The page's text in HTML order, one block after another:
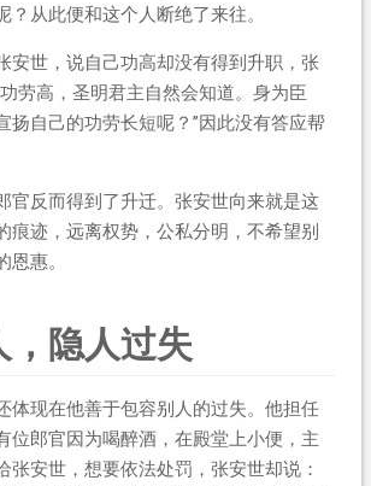
？从此便和这个人断绝了来往。
安世，说自己功高却没有得到升职，张
劳高，圣明君主自然会知道。身为臣
扬自己的功劳长短呢？”因此没有答应帮
官反而得到了升迁。张安世向来就是这
痕迹，远离权势，公私分明，不希望别
恩惠。
，隐人过失
体现在他善于包容别人的过失。他担任
位郎官因为喝醉酒，在殿堂上小便，主
张安世，想要依法处罚，张安世却说：